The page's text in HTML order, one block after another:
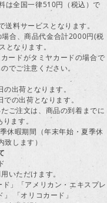
は全国一律510円（税込）で
料サービスとなります。
合、商品代金合計2000円(税
となります。
ードがタミヤカードの場合で
でご注意ください。
出荷となります。
の出荷となります。
ご注文は、商品の到着までに
ます。
休暇期間（年末年始・夏季休
します）
いただけます。
ド」「アメリカン・エキスプレ
」 「オリコカード」